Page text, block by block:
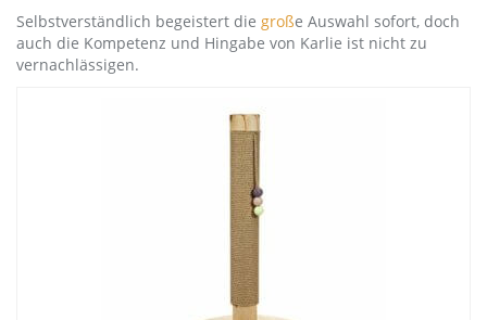
Selbstverständlich begeistert die große Auswahl sofort, doch
auch die Kompetenz und Hingabe von Karlie ist nicht zu
vernachlässigen.